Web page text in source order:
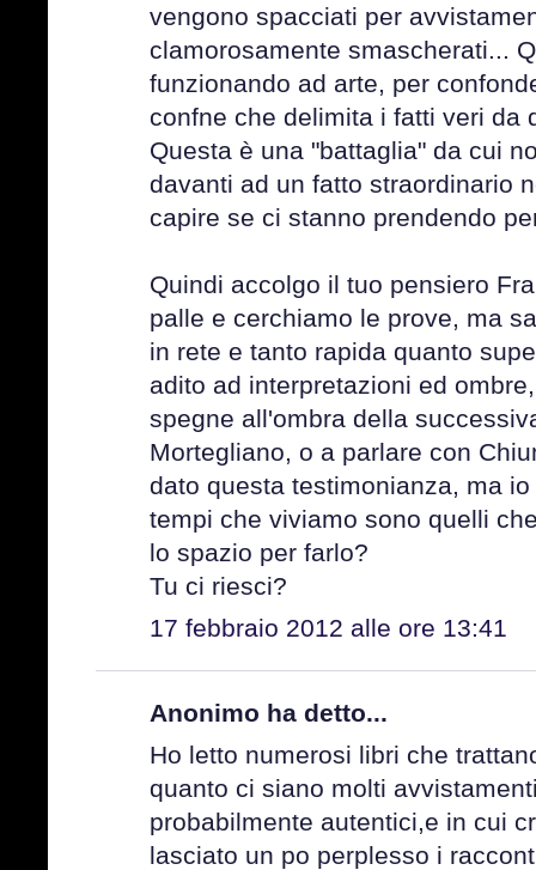
vengono spacciati per
clamorosamente smascherati...
funzionando ad arte, per
confne che delimita i fatti veri da
Questa è una "battaglia" da cui
davanti ad un fatto straordinario
capire se ci stanno prendendo
Quindi accolgo il tuo pensiero
palle e cerchiamo le prove, ma
in rete e tanto rapida quanto
adito ad interpretazioni ed
spegne all'ombra della
Mortegliano, o a parlare con
dato questa testimonianza, ma
tempi che viviamo sono quelli
lo spazio per farlo?
Tu ci riesci?
17 febbraio 2012 alle ore 13:41
Anonimo ha detto...
Ho letto numerosi libri che
quanto ci siano molti
probabilmente autentici,e in cui
lasciato un po perplesso i